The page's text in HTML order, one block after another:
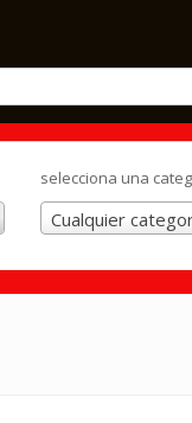
selecciona una
Cualquier